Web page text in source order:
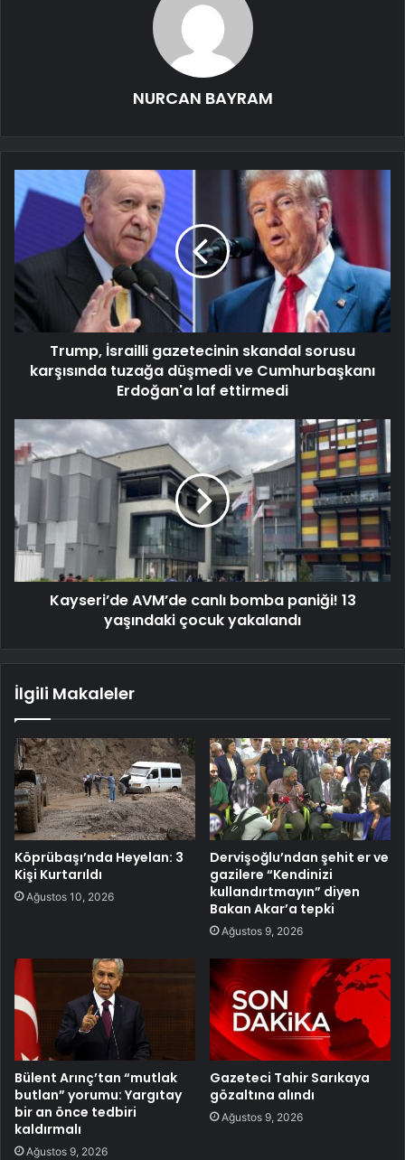
NURCAN BAYRAM
Trump, İsrailli gazetecinin skandal sorusu
karşısında tuzağa düşmedi ve Cumhurbaşkanı
Erdoğan'a laf ettirmedi
Kayseri’de AVM’de canlı bomba paniği! 13
yaşındaki çocuk yakalandı
İlgili Makaleler
Köprübaşı’nda Heyelan: 3
Kişi Kurtarıldı
Ağustos 10, 2026
Dervişoğlu’ndan şehit er ve
gazilere “Kendinizi
kullandırtmayın” diyen
Bakan Akar’a tepki
Ağustos 9, 2026
Bülent Arınç’tan “mutlak
butlan” yorumu: Yargıtay
bir an önce tedbiri
kaldırmalı
Ağustos 9, 2026
Gazeteci Tahir Sarıkaya
gözaltına alındı
Ağustos 9, 2026